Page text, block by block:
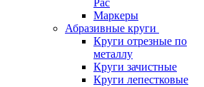
Pac
Маркеры
Абразивные круги
Круги отрезные по
металлу
Круги зачистные
Круги лепестковые